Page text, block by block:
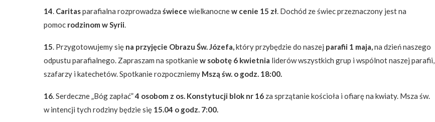
14. Caritasparafialna rozprowadza świece wielkanocnew cenie 15 zł. Dochód ze świec przeznaczony jest na
pomoc rodzinom w Syrii.
15. Przygotowujemy się na przyjęcie Obrazu Św. Józefa,który przybędzie do naszej parafii 1 maja,na dzień naszego
odpustu parafialnego. Zapraszam na spotkaniew sobotę 6 kwietnia liderów wszystkich grup i wspólnot naszej parafii,
szafarzy i katechetów. Spotkanie rozpoczniemy Mszą św. o godz. 18:00.
16. Serdeczne „Bóg zapłać”4 osobom z os. Konstytucji blok nr 16 za sprzątanie kościoła i ofiarę na kwiaty. Msza św.
w intencji tych rodziny będzie się 15.04 o godz. 7:00.